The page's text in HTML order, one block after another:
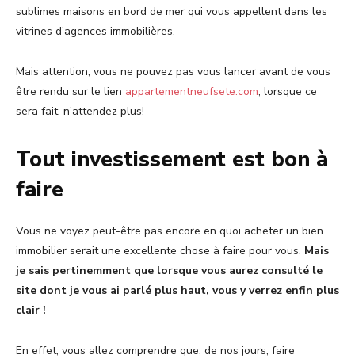
sublimes maisons en bord de mer qui vous appellent dans les
vitrines d’agences immobilières.
Mais attention, vous ne pouvez pas vous lancer avant de vous
être rendu sur le lien appartementneufsete.com, lorsque ce
sera fait, n’attendez plus!
Tout investissement est bon à
faire
Vous ne voyez peut-être pas encore en quoi acheter un bien
immobilier serait une excellente chose à faire pour vous. Mais
je sais pertinemment que lorsque vous aurez consulté le
site dont je vous ai parlé plus haut, vous y verrez enfin plus
clair !
En effet, vous allez comprendre que, de nos jours, faire